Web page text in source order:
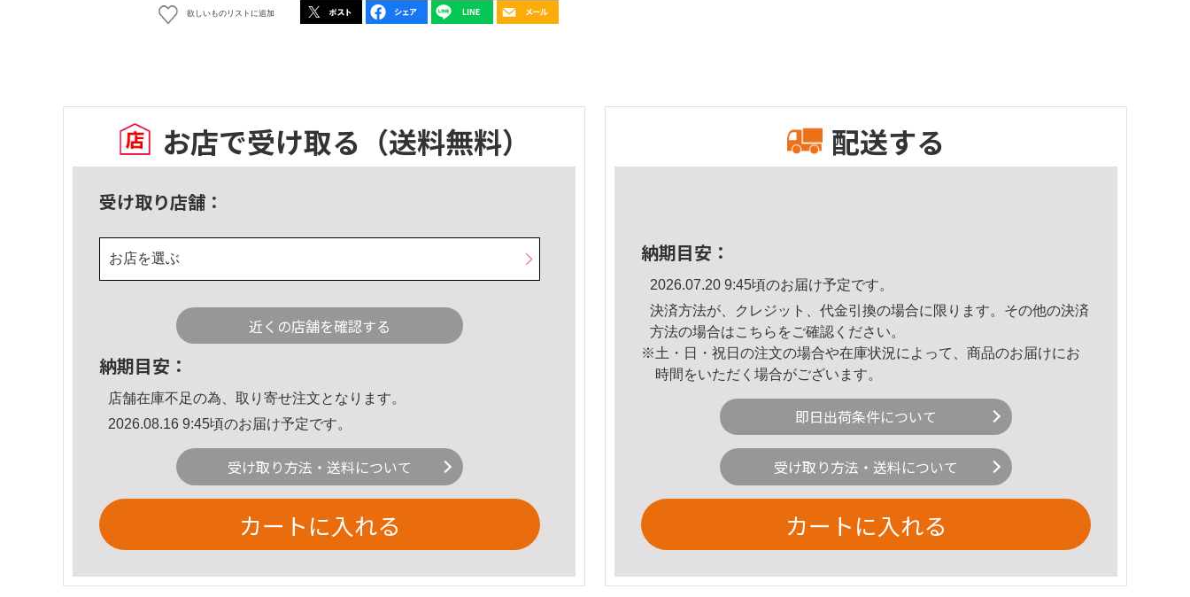
欲しいものリストに追加
お店で受け取る （送料無料）
受け取り店舗：
お店を選ぶ
近くの店舗を確認する
納期目安：
店舗在庫不足の為、取り寄せ注文となります。
2026.08.16 9:45頃のお届け予定です。
受け取り方法・送料について
カートに入れる
配送する
納期目安：
2026.07.20 9:45頃のお届け予定です。
決済方法が、クレジット、代金引換の場合に限ります。その他の決済
方法の場合はこちら をご確認ください。
※土・日・祝日の注文の場合や在庫状況によって、商品のお届けにお
時間をいただく場合がございます。
即日出荷条件について
受け取り方法・送料について
カートに入れる